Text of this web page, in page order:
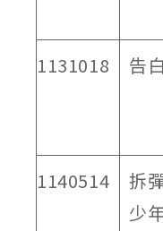
1131018 告白
1140514
拆
少